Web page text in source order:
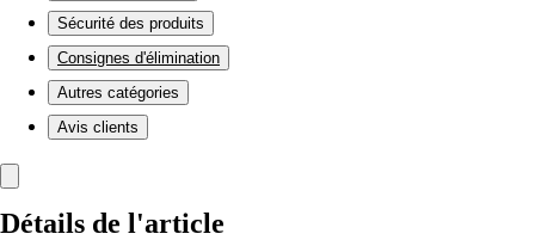
Sécurité des produits
Consignes d'élimination
Autres catégories
Avis clients
Détails de l'article